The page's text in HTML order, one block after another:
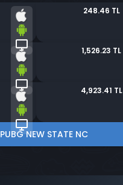
248.46 TL
1,526.23 TL
4,923.41 TL
PUBG NEW STATE NC